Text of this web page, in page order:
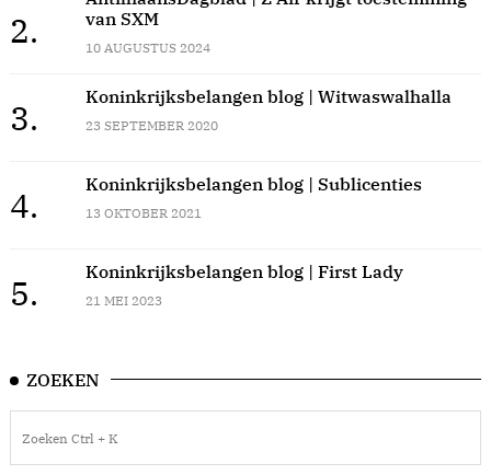
2.
van SXM
10 AUGUSTUS 2024
3.
Koninkrijksbelangen blog | Witwaswalhalla
23 SEPTEMBER 2020
4.
Koninkrijksbelangen blog | Sublicenties
13 OKTOBER 2021
5.
Koninkrijksbelangen blog | First Lady
21 MEI 2023
ZOEKEN